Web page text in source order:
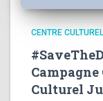
CENTRE
Culturel